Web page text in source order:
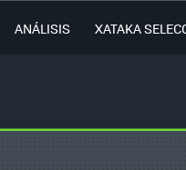
ANÁLISIS XATAKA